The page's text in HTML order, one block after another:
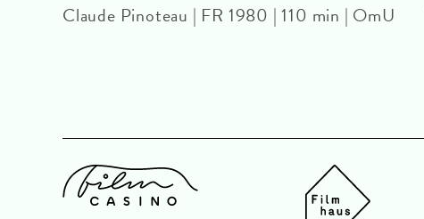
Claude Pinoteau | FR 1980 | 110 min | OmU